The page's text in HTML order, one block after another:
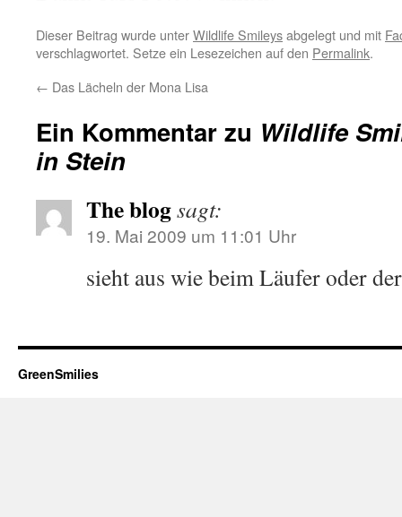
Dieser Beitrag wurde unterWildlife Smileysabgelegt und mit
verschlagwortet. Setze ein Lesezeichen auf den Permalink.
← Das Lächeln der Mona Lisa
Ein Kommentar zu Wildlife
in Stein
The blogsagt:
19. Mai 2009 um 11:01 Uhr
sieht aus wie beim Läufer oder
GreenSmilies